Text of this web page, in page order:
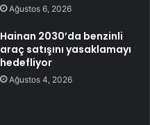
Ağustos 6, 2026
Hainan 2030’da benzinli
araç satışını yasaklamayı
hedefliyor
Ağustos 4, 2026